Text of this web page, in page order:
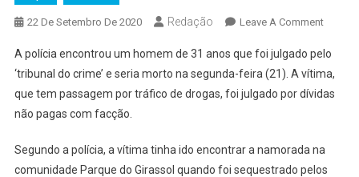
22 De Setembro De 2020 Redação Leave A CommentOn
Salva
Vítima
De
Crime
Em
A polícia encontrou um homem de 31 anos que foi julgado pelo
‘tribunal do crime’ e seria morto na segunda-feira (21). A vítima,
que tem passagem por tráfico de drogas, foi julgado por dívidas
não pagas com facção.
Segundo a polícia, a vítima tinha ido encontrar a namorada na
comunidade Parque do Girassol quando foi sequestrado pelos